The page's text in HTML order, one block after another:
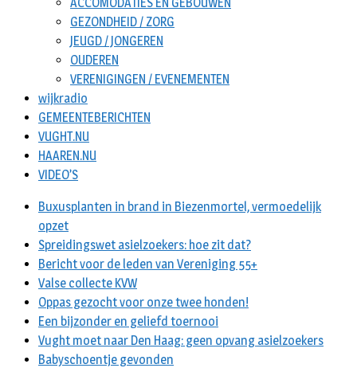
GEZONDHEID / ZORG
JEUGD / JONGEREN
OUDEREN
VERENIGINGEN / EVENEMENTEN
wijkradio
GEMEENTEBERICHTEN
VUGHT.NU
HAAREN.NU
VIDEO’S
Buxusplanten in brand in Biezenmortel, vermoedelijk
opzet
Spreidingswet asielzoekers: hoe zit dat?
Bericht voor de leden van Vereniging 55+
Valse collecte KVW
Oppas gezocht voor onze twee honden!
Een bijzonder en geliefd toernooi
Vught moet naar Den Haag: geen opvang asielzoekers
Babyschoentje gevonden